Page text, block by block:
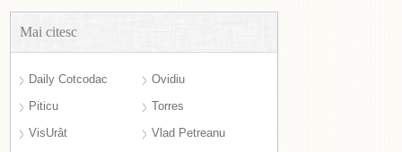
Mai citesc
Daily Cotcodac
Ovidiu
Piticu
Torres
VisUrât
Vlad Petreanu